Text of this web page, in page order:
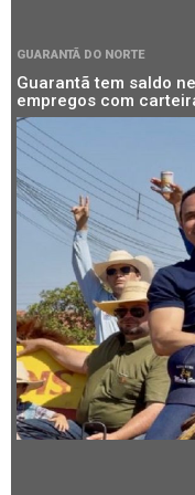
GUARANTÃ DO NORTE
Guarantã tem saldo
empregos com